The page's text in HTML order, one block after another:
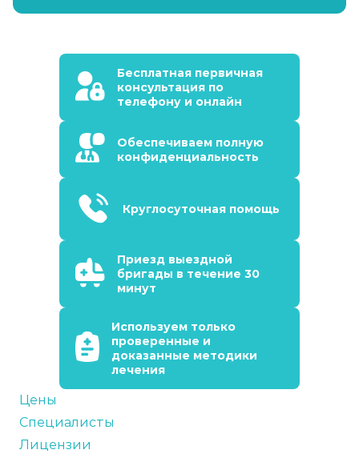
Бесплатная первичная
консультация по
телефону и онлайн
Обеспечиваем полную
конфиденциальность
Круглосуточная помощь
Приезд выездной
бригады в течение 30
минут
Используем только
проверенные и
доказанные методики
лечения
Цены
Специалисты
Лицензии